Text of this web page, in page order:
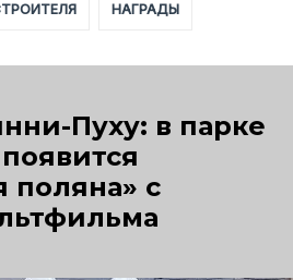
НАГРАДЫ
Пуху: в парке
поляна» с